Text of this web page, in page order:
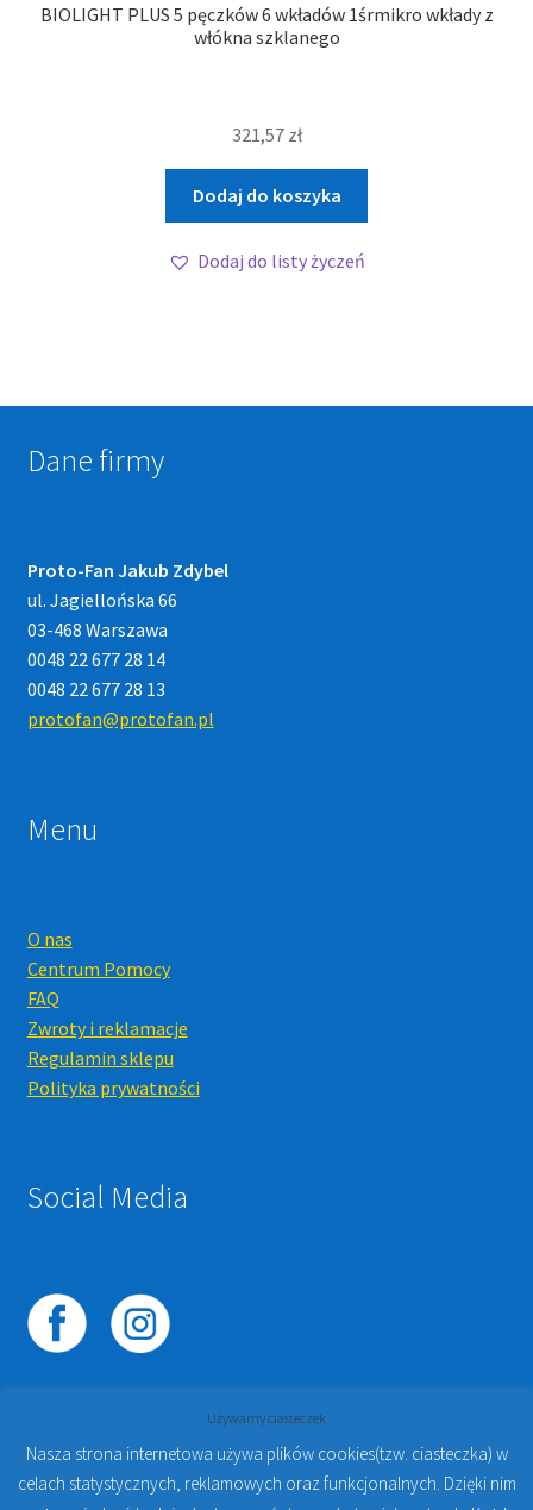
BIOLIGHT PLUS 5 pęczków 6 wkładów 1śrmikro wkłady z
włókna szklanego
321,57 zł
Dodaj do koszyka
Dodaj do listy życzeń
Dane firmy
Proto-Fan Jakub Zdybel
ul. Jagiellońska 66
03-468 Warszawa
0048 22 677 28 14
0048 22 677 28 13
protofan@protofan.pl
Menu
O nas
Centrum Pomocy
FAQ
Zwroty i reklamacje
Regulamin sklepu
Polityka prywatności
Social Media
© 2023PROTO-FAN | Sklep Stomatologiczny Online i
Używamy ciasteczek
Nasza strona internetowa używa plików cookies(tzw. ciasteczka) w
celach statystycznych, reklamowych oraz funkcjonalnych. Dzięki nim